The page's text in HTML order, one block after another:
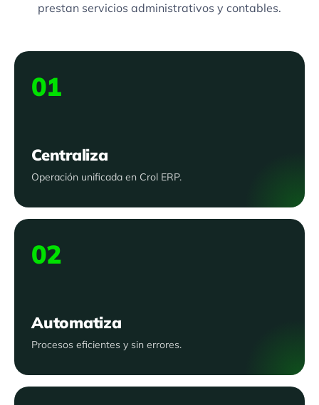
prestan servicios administrativos y contables.
01
Centraliza
Operación unificada en Crol ERP.
02
Automatiza
Procesos eficientes y sin errores.